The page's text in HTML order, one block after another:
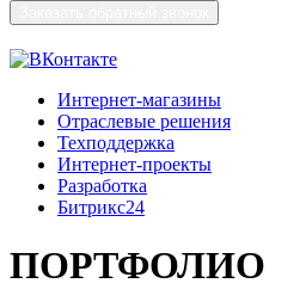
Интернет-магазины
Отраслевые решения
Техподдержка
Интернет-проекты
Разработка
Битрикс24
ПОРТФОЛИО